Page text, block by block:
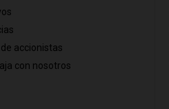
de accionistas
con nosotros